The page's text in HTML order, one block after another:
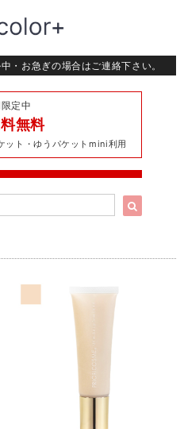
・お急ぎの場合はご連絡下さい。
定中
無料
ット・ゆうパケットmini利用